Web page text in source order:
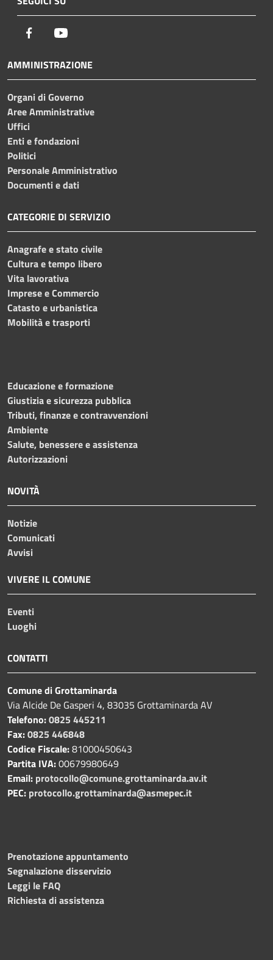
Facebook
AMMINISTRAZIONE
Organi di Governo
Aree Amministrative
Uffici
Enti e fondazioni
Politici
Personale Amministrativo
Documenti e dati
CATEGORIE DI SERVIZIO
Anagrafe e stato civile
Cultura e tempo libero
Vita lavorativa
Imprese e Commercio
Catasto e urbanistica
Mobilità e trasporti
Educazione e formazione
Giustizia e sicurezza pubblica
Tributi, finanze e contravvenzioni
Ambiente
Salute, benessere e assistenza
Autorizzazioni
NOVITÀ
Notizie
Comunicati
Avvisi
VIVERE IL COMUNE
Eventi
Luoghi
CONTATTI
Comune di Grottaminarda
Via Alcide De Gasperi 4, 83035 Grottaminarda AV
Telefono:0825 445211
Fax:0825 446848
Codice Fiscale:81000450643
Partita IVA:00679980649
Email: protocollo@comune.grottaminarda.av.it
PEC: protocollo.grottaminarda@asmepec.it
Prenotazione appuntamento
Segnalazione disservizio
Leggi le FAQ
Richiesta di assistenza